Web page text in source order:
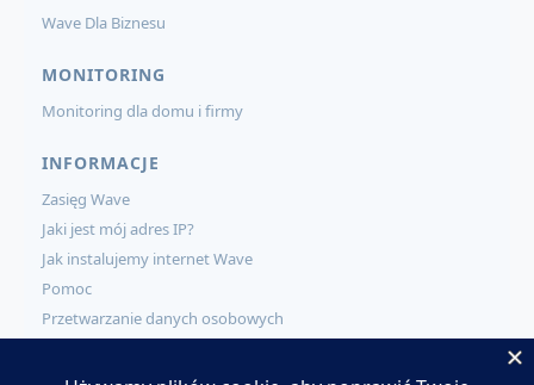
Wave Dla Biznesu
MONITORING
Monitoring dla domu i firmy
INFORMACJE
Zasięg Wave
Jaki jest mój adres IP?
Jak instalujemy internet Wave
Pomoc
Przetwarzanie danych osobowych